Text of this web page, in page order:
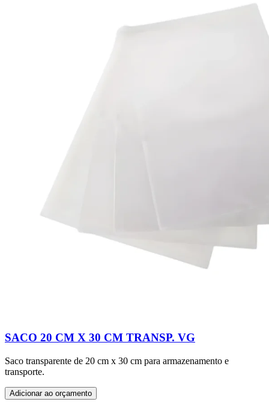
SACO 20 CM X 30 CM TRANSP. VG
Saco transparente de 20 cm x 30 cm para armazenamento e
transporte.
Adicionar ao orçamento